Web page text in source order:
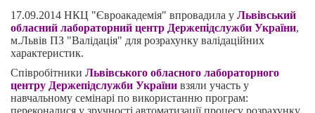
17.09.2014 НКЦ "Євроакадемія" впровадила у Львівський
обласний лабораторний центр Держепідслужби України,
м.Львів ПЗ "Валідація" для розрахунку валідаційних
характеристик.
Співробітники Львівського обласного лабораторного
центру Держепідслужби України взяли участь у
навчальному семінарі по використанню програм:
переконалися у зручності автоматизації процесу розрахунку